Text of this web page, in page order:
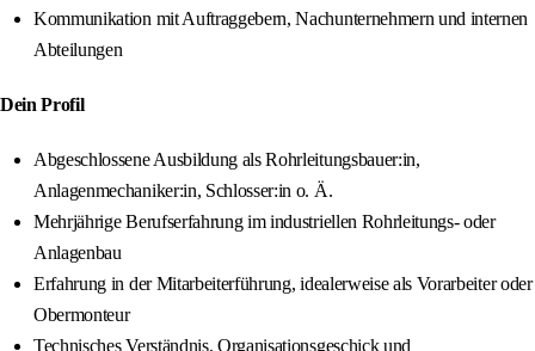
Kommunikation mit Auftraggebern, Nachunternehmern und internen
Abteilungen
Dein Profil
Abgeschlossene Ausbildung als Rohrleitungsbauer:in,
Anlagenmechaniker:in, Schlosser:in o. Ä.
Mehrjährige Berufserfahrung im industriellen Rohrleitungs- oder
Anlagenbau
Erfahrung in der Mitarbeiterführung, idealerweise als Vorarbeiter oder
Obermonteur
Technisches Verständnis, Organisationsgeschick und